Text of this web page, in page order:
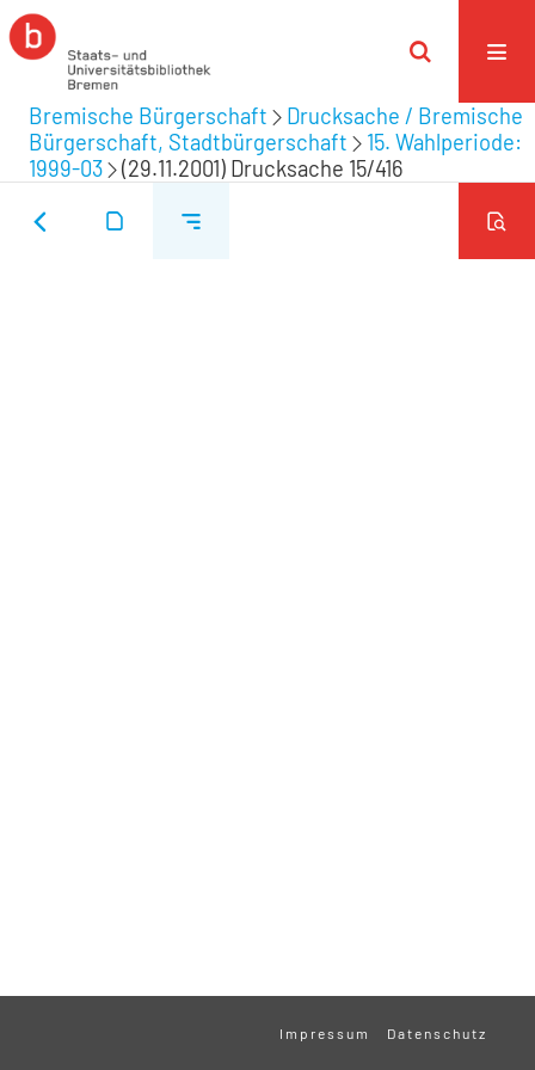
Bremische Bürgerschaft
Drucksache / Bremische
Bürgerschaft, Stadtbürgerschaft
15. Wahlperiode:
1999-03
(29.11.2001) Drucksache 15/416
Impressum Datenschutz